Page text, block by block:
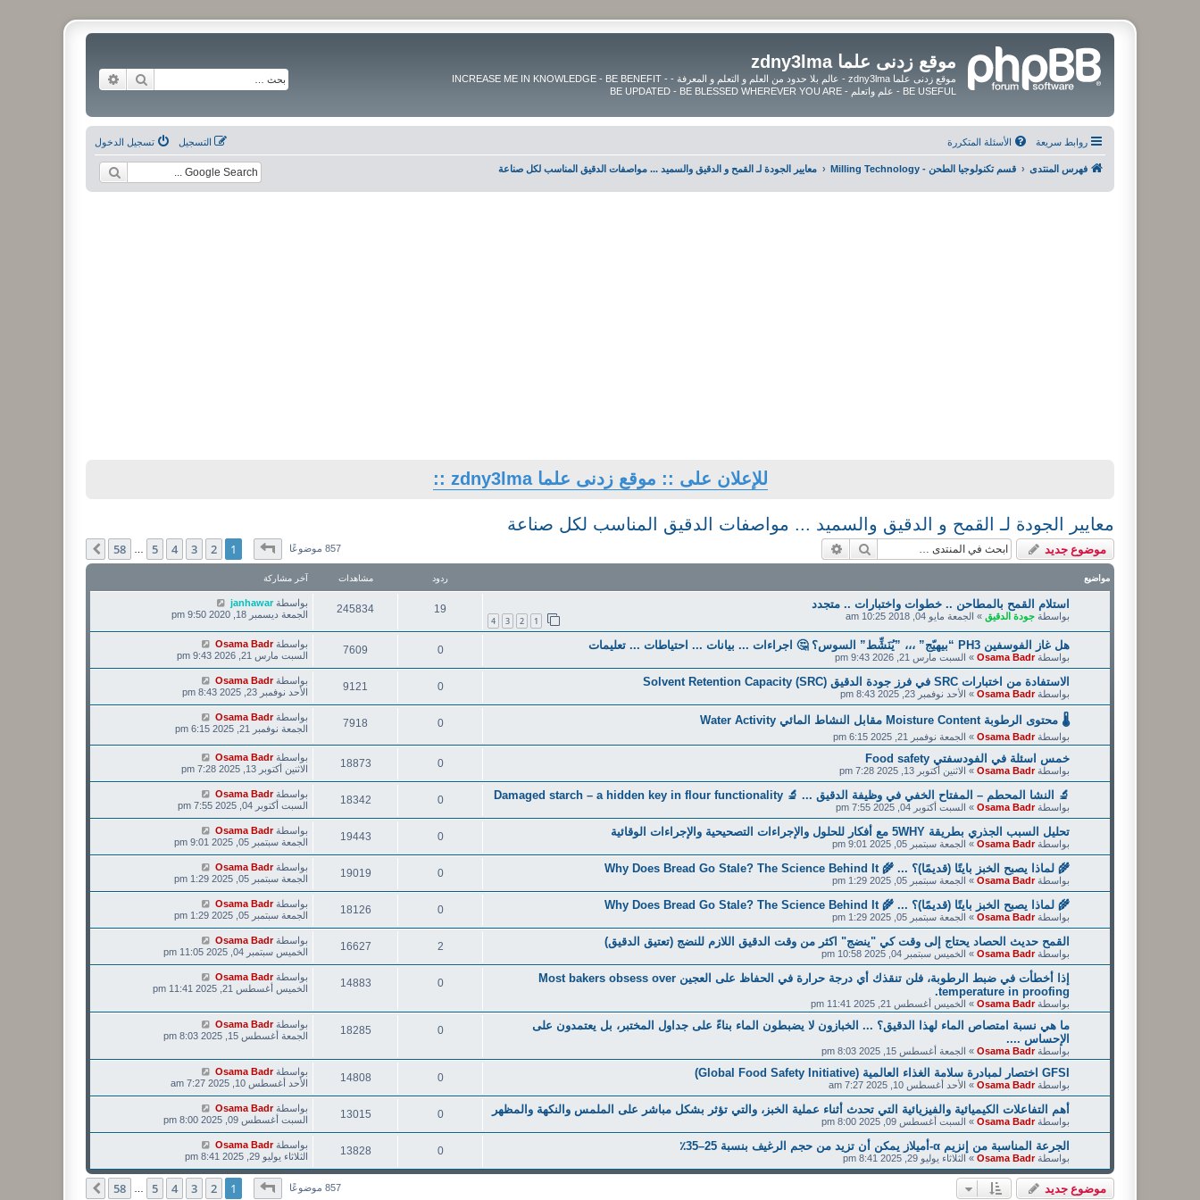
موقع زدنى علما zdny3lma
موقع زدنى علما zdny3lma - عالم بلا حدود من العلم و التعلم و المعرفة - INCREASE ME IN KNOWLEDGE - BE BENEFIT -
BE USEFUL - علم واتعلم - BE UPDATED - BE BLESSED WHEREVER YOU ARE
بحث
روابط سريعة الأسئلة المتكررة تسجيل الدخول التسجيل
فهرس المنتدى قسم تكنولوجيا الطحن - Milling Technology معايير الجودة لـ القمح و الدقيق والسميد ... مواصفات الدقيق المناسب لكل صناعة
للإعلان على :: موقع زدنى علما zdny3lma ::
معايير الجودة لـ القمح و الدقيق والسميد ... مواصفات الدقيق المناسب لكل صناعة
موضوع جديد بحث 857 موضوعًاصفحة1 من58
1
2
3
4
5
58 التالي
مواضيع ردود مشاهدات آخر مشاركة
استلام القمح بالمطاحن .. خطوات واختبارات .. متجدد
بواسطة جودة الدقيق » الجمعة مايو 04, 2018 10:25 am 1
2
3
4
19
245834 بواسطةjanhawar
الجمعة ديسمبر 18, 2020 9:50 pm
هل غاز الفوسفين PH3 “بيهيّج” ،،، ”يُنَشِّط” السوس؟ 🤔 اجراءات ... بيانات ... احتياطات ... تعليمات
بواسطةOsama Badr
» السبت مارس 21, 2026 9:43 pm
0
7609 بواسطةOsama Badr
السبت مارس 21, 2026 9:43 pm
الاستفادة من اختبارات SRC في فرز جودة الدقيق Solvent Retention Capacity (SRC)
بواسطةOsama Badr
» الأحد نوفمبر 23, 2025 8:43 pm
0
9121 بواسطةOsama Badr
الأحد نوفمبر 23, 2025 8:43 pm
🌡️ محتوى الرطوبة Moisture Content مقابل النشاط المائي Water Activity
بواسطةOsama Badr
» الجمعة نوفمبر 21, 2025 6:15 pm
0
7918 بواسطةOsama Badr
الجمعة نوفمبر 21, 2025 6:15 pm
خمس اسئلة في الفودسفتي Food safety
بواسطةOsama Badr
» الاثنين أكتوبر 13, 2025 7:28 pm
0
18873 بواسطةOsama Badr
الاثنين أكتوبر 13, 2025 7:28 pm
🔬 النشا المحطم – المفتاح الخفي في وظيفة الدقيق ... 🔬 Damaged starch – a hidden key in flour functionality
بواسطةOsama Badr
» السبت أكتوبر 04, 2025 7:55 pm
0
18342 بواسطةOsama Badr
السبت أكتوبر 04, 2025 7:55 pm
تحليل السبب الجذري بطريقة 5WHY مع أفكار للحلول والإجراءات التصحيحية والإجراءات الوقائية
بواسطةOsama Badr
» الجمعة سبتمبر 05, 2025 9:01 pm
0
19443 بواسطةOsama Badr
الجمعة سبتمبر 05, 2025 9:01 pm
🌾 لماذا يصبح الخبز بايتًا (قديمًا)؟ ... 🌾 Why Does Bread Go Stale? The Science Behind It
بواسطةOsama Badr
» الجمعة سبتمبر 05, 2025 1:29 pm
0
19019 بواسطةOsama Badr
الجمعة سبتمبر 05, 2025 1:29 pm
🌾 لماذا يصبح الخبز بايتًا (قديمًا)؟ ... 🌾 Why Does Bread Go Stale? The Science Behind It
بواسطةOsama Badr
» الجمعة سبتمبر 05, 2025 1:29 pm
0
18126 بواسطةOsama Badr
الجمعة سبتمبر 05, 2025 1:29 pm
القمح حديث الحصاد يحتاج إلى وقت كي "ينضج" اكثر من وقت الدقيق اللازم للنضج (تعتيق الدقيق)
بواسطةOsama Badr
» الخميس سبتمبر 04, 2025 10:58 pm
2
16627 بواسطةOsama Badr
الخميس سبتمبر 04, 2025 11:05 pm
إذا أخطأت في ضبط الرطوبة، فلن تنقذك أي درجة حرارة في الحفاظ على العجين Most bakers obsess over
temperature in proofing.
بواسطةOsama Badr
» الخميس أغسطس 21, 2025 11:41 pm
0
14883 بواسطةOsama Badr
الخميس أغسطس 21, 2025 11:41 pm
ما هي نسبة امتصاص الماء لهذا الدقيق؟ ... الخبازون لا يضبطون الماء بناءً على جداول المختبر، بل يعتمدون على
الإحساس ....
بواسطةOsama Badr
» الجمعة أغسطس 15, 2025 8:03 pm
0
18285 بواسطةOsama Badr
الجمعة أغسطس 15, 2025 8:03 pm
GFSI اختصار لمبادرة سلامة الغذاء العالمية (Global Food Safety Initiative)
بواسطةOsama Badr
» الأحد أغسطس 10, 2025 7:27 am
0
14808 بواسطةOsama Badr
الأحد أغسطس 10, 2025 7:27 am
أهم التفاعلات الكيميائية والفيزيائية التي تحدث أثناء عملية الخبز، والتي تؤثر بشكل مباشر على الملمس والنكهة والمظهر
بواسطةOsama Badr
» السبت أغسطس 09, 2025 8:00 pm
0
13015 بواسطةOsama Badr
السبت أغسطس 09, 2025 8:00 pm
الجرعة المناسبة من إنزيم α-أميلاز يمكن أن تزيد من حجم الرغيف بنسبة 25–35٪
بواسطةOsama Badr
» الثلاثاء يوليو 29, 2025 8:41 pm
0
13828 بواسطةOsama Badr
الثلاثاء يوليو 29, 2025 8:41 pm
موضوع جديد 857 موضوعًاصفحة1 من58
1
2
3
4
5
58 التالي